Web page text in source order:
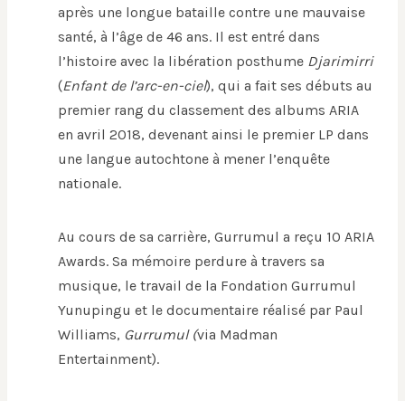
après une longue bataille contre une mauvaise
santé, à l’âge de 46 ans. Il est entré dans
l’histoire avec la libération posthume Djarimirri
(Enfant de l’arc-en-ciel), qui a fait ses débuts au
premier rang du classement des albums ARIA
en avril 2018, devenant ainsi le premier LP dans
une langue autochtone à mener l’enquête
nationale.
Au cours de sa carrière, Gurrumul a reçu 10 ARIA
Awards. Sa mémoire perdure à travers sa
musique, le travail de la Fondation Gurrumul
Yunupingu et le documentaire réalisé par Paul
Williams, Gurrumul (via Madman
Entertainment).